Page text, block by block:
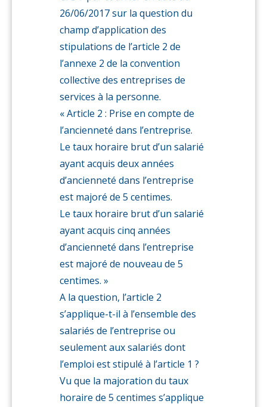
26/06/2017 sur la question du
champ d’application des
stipulations de l’article 2 de
l’annexe 2 de la convention
collective des entreprises de
services à la personne.
« Article 2 : Prise en compte de
l’ancienneté dans l’entreprise.
Le taux horaire brut d’un salarié
ayant acquis deux années
d’ancienneté dans l’entreprise
est majoré de 5 centimes.
Le taux horaire brut d’un salarié
ayant acquis cinq années
d’ancienneté dans l’entreprise
est majoré de nouveau de 5
centimes. »
A la question, l’article 2
s’applique-t-il à l’ensemble des
salariés de l’entreprise ou
seulement aux salariés dont
l’emploi est stipulé à l’article 1 ?
Vu que la majoration du taux
horaire de 5 centimes s’applique